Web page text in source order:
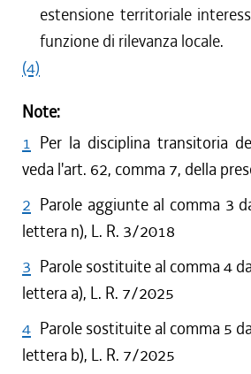
estensione territoriale
funzione di rilevanza locale.
(4)
Note:
1 Per la disciplina transitoria
veda l'art. 62, comma 7, della
2 Parole aggiunte al comma 3
lettera n), L. R. 3/2018
3 Parole sostituite al comma 4
lettera a), L. R. 7/2025
4 Parole sostituite al comma 5
lettera b), L. R. 7/2025